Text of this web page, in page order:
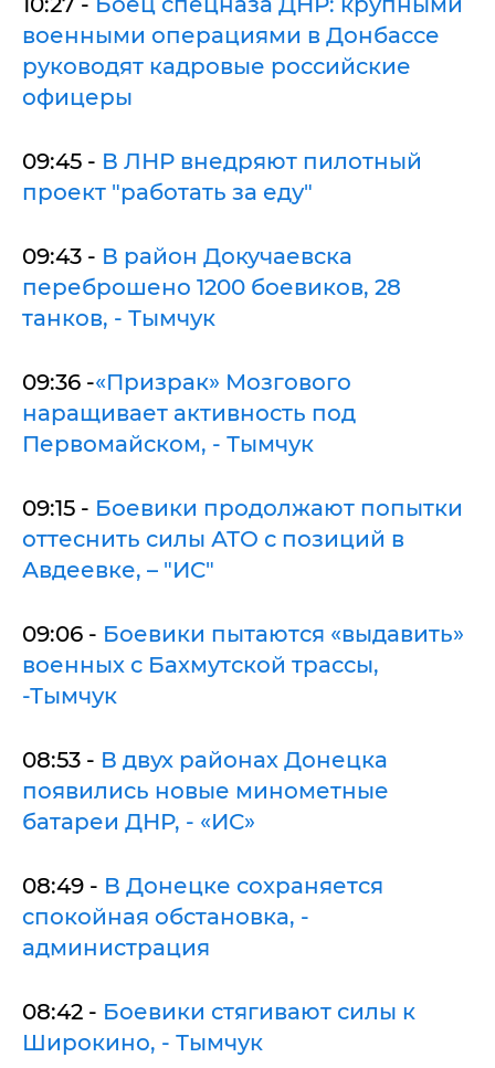
военными операциями в Донбассе
руководят кадровые российские
офицеры
09:45 - В ЛНР внедряют пилотный
проект "работать за еду"
09:43 - В район Докучаевска
переброшено 1200 боевиков, 28
танков, - Тымчук
09:36 -«Призрак» Мозгового
наращивает активность под
Первомайском, - Тымчук
09:15 - Боевики продолжают попытки
оттеснить силы АТО с позиций в
Авдеевке, – "ИС"
09:06 - Боевики пытаются «выдавить»
военных с Бахмутской трассы,
-Тымчук
08:53 - В двух районах Донецка
появились новые минометные
батареи ДНР, - «ИС»
08:49 - В Донецке сохраняется
спокойная обстановка, -
администрация
08:42 - Боевики стягивают силы к
Широкино, - Тымчук